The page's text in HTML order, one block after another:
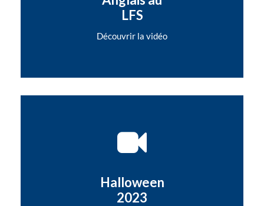
LFS
Découvrir la vidéo
Halloween
2023